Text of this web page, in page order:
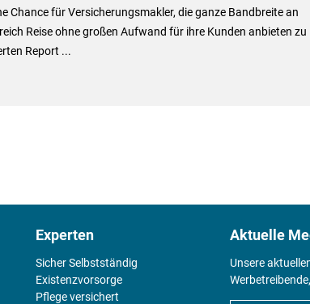
Chance für Versicherungsmakler, die ganze Bandbreite an
Reise ohne großen Aufwand für ihre Kunden anbieten zu
Report ...
Experten
Sicher Selbstständig
Existenz­vorsorge
Pflege versichert
Aktuelle
Unsere